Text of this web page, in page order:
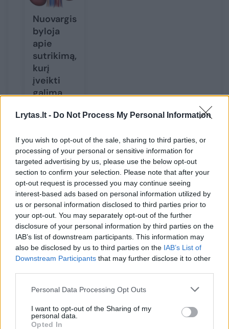
Lrytas.lt - Do Not Process My Personal Information
If you wish to opt-out of the sale, sharing to third parties, or
processing of your personal or sensitive information for
targeted advertising by us, please use the below opt-out
section to confirm your selection. Please note that after your
opt-out request is processed you may continue seeing
interest-based ads based on personal information utilized by
us or personal information disclosed to third parties prior to
your opt-out. You may separately opt-out of the further
disclosure of your personal information by third parties on the
IAB’s list of downstream participants. This information may
also be disclosed by us to third parties on the IAB’s List of
Downstream Participants that may further disclose it to other
Personal Data Processing Opt Outs
I want to opt-out of the Sharing of my
personal data.
Opted In
Nuovargis
byloja
apie
sutrikimą,
kurį
įveikti
galima
Susiję straipsniai
Spausti
neprireiks.
iš
virtuvės